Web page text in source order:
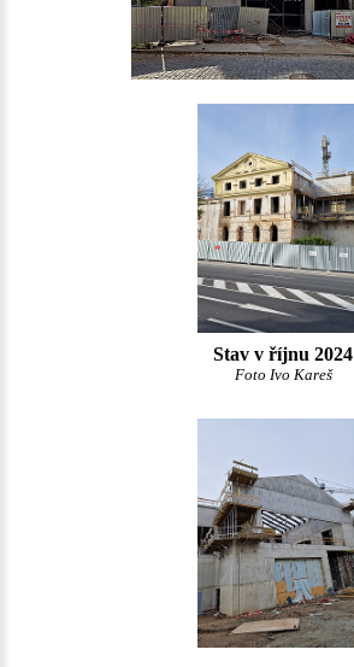
Stav v říjnu 2024
Foto Ivo Kareš